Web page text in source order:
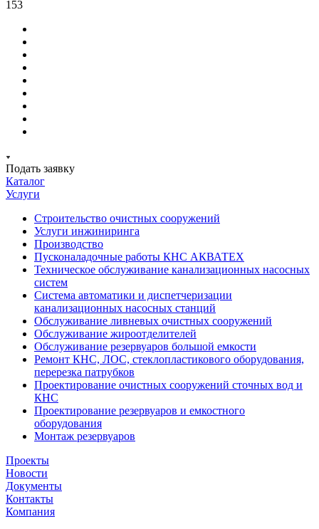
153
Подать заявку
Каталог
Услуги
Строительство очистных сооружений
Услуги инжиниринга
Производство
Пусконаладочные работы КНС АКВАТЕХ
Техническое обслуживание канализационных насосных
систем
Система автоматики и диспетчеризации
канализационных насосных станций
Обслуживание ливневых очистных сооружений
Обслуживание жироотделителей
Обслуживание резервуаров большой емкости
Ремонт КНС, ЛОС, стеклопластикового оборудования,
перерезка патрубков
Проектирование очистных сооружений сточных вод и
КНС
Проектирование резервуаров и емкостного
оборудования
Монтаж резервуаров
Проекты
Новости
Документы
Контакты
Компания